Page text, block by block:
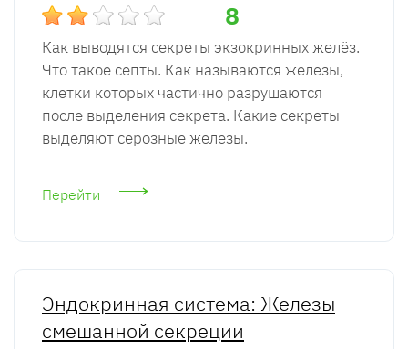
8
Как выводятся секреты экзокринных желёз.
Что такое септы. Как называются железы,
клетки которых частично разрушаются
после выделения секрета. Какие секреты
выделяют серозные железы.
Перейти
Эндокринная система: Железы
смешанной секреции